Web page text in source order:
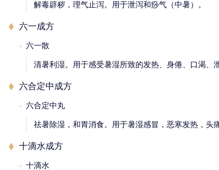
解毒辟秽，理气止泻。用于泄泻和痧气（中暑）。
六一成方
六一散
清暑利湿。用于感受暑湿所致的发热、身倦、口渴、
六合定中成方
六合定中丸
祛暑除湿，和胃消食。用于暑湿感冒，恶寒发热，头
十滴水成方
十滴水